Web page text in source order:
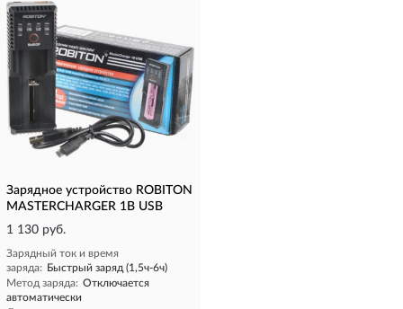
Зарядное устройство ROBITON
MASTERCHARGER 1B USB
1 130 руб.
Зарядный ток и время
заряда: Быстрый заряд (1,5ч-6ч)
Метод заряда: Отключается
автоматически